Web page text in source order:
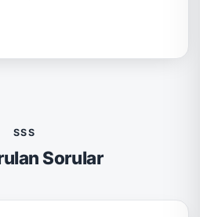
SSS
Sorular